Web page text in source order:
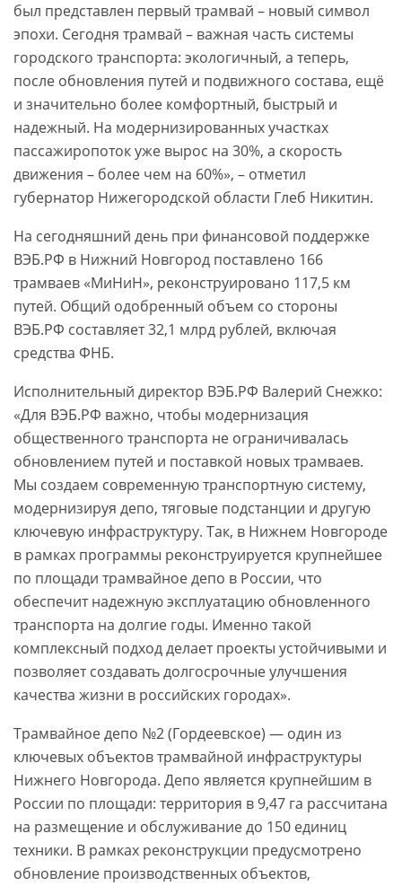
был представлен первый трамвай – новый символ
эпохи. Сегодня трамвай – важная часть системы
городского транспорта: экологичный, а теперь,
после обновления путей и подвижного состава, ещё
и значительно более комфортный, быстрый и
надежный. На модернизированных участках
пассажиропоток уже вырос на 30%, а скорость
движения – более чем на 60%», – отметил
губернатор Нижегородской области Глеб Никитин.
На сегодняшний день при финансовой поддержке
ВЭБ.РФ в Нижний Новгород поставлено 166
трамваев «МиНиН», реконструировано 117,5 км
путей. Общий одобренный объем со стороны
ВЭБ.РФ составляет 32,1 млрд рублей, включая
средства ФНБ.
Исполнительный директор ВЭБ.РФ Валерий Снежко:
«Для ВЭБ.РФ важно, чтобы модернизация
общественного транспорта не ограничивалась
обновлением путей и поставкой новых трамваев.
Мы создаем современную транспортную систему,
модернизируя депо, тяговые подстанции и другую
ключевую инфраструктуру. Так, в Нижнем Новгороде
в рамках программы реконструируется крупнейшее
по площади трамвайное депо в России, что
обеспечит надежную эксплуатацию обновленного
транспорта на долгие годы. Именно такой
комплексный подход делает проекты устойчивыми и
позволяет создавать долгосрочные улучшения
качества жизни в российских городах».
Трамвайное депо №2 (Гордеевское) — один из
ключевых объектов трамвайной инфраструктуры
Нижнего Новгорода. Депо является крупнейшим в
России по площади: территория в 9,47 га рассчитана
на размещение и обслуживание до 150 единиц
техники. В рамках реконструкции предусмотрено
обновление производственных объектов,